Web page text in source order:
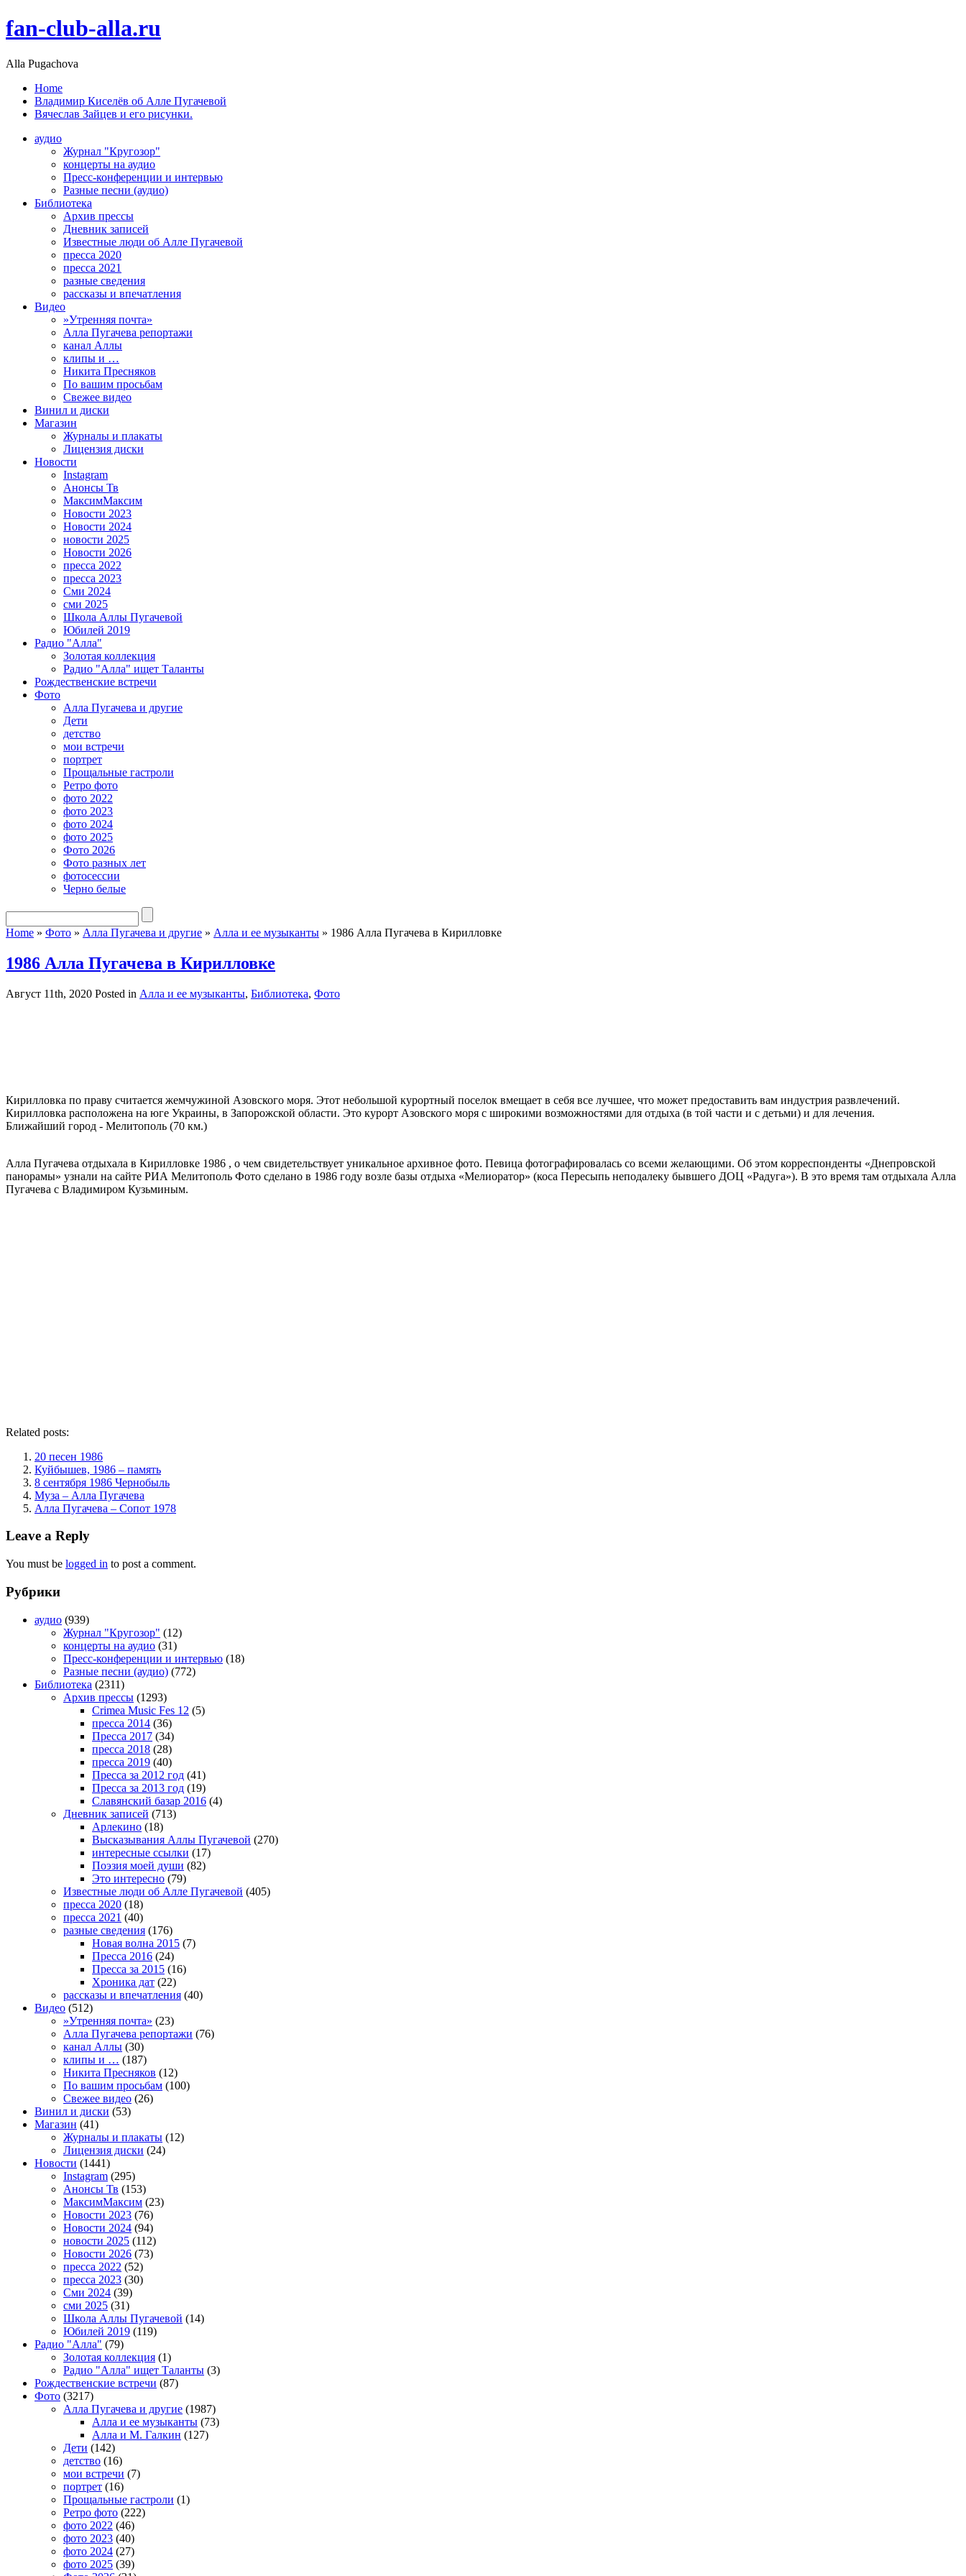
fan-club-alla.ru
Alla Pugachova
Home
Владимир Киселёв об Алле Пугачевой
Вячеслав Зайцев и его рисунки.
аудио
Журнал "Кругозор"
концерты на аудио
Пресс-конференции и интервью
Разные песни (аудио)
Библиотека
Архив прессы
Дневник записей
Известные люди об Алле Пугачевой
пресса 2020
пресса 2021
разные сведения
рассказы и впечатления
Видео
»Утренняя почта»
Алла Пугачева репортажи
канал Аллы
клипы и …
Никита Пресняков
По вашим просьбам
Свежее видео
Винил и диски
Магазин
Журналы и плакаты
Лицензия диски
Новости
Instagram
Анонсы Тв
МаксимМаксим
Новости 2023
Новости 2024
новости 2025
Новости 2026
пресса 2022
пресса 2023
Сми 2024
сми 2025
Школа Аллы Пугачевой
Юбилей 2019
Радио "Алла"
Золотая коллекция
Радио "Алла" ищет Таланты
Рождественские встречи
Фото
Алла Пугачева и другие
Дети
детство
мои встречи
портрет
Прощальные гастроли
Ретро фото
фото 2022
фото 2023
фото 2024
фото 2025
Фото 2026
Фото разных лет
фотосессии
Черно белые
Home » Фото » Алла Пугачева и другие » Алла и ее музыканты » 1986 Алла Пугачева в Кирилловке
1986 Алла Пугачева в Кирилловке
Август 11th, 2020 Posted in Алла и ее музыканты, Библиотека, Фото
Кирилловка по праву считается жемчужиной Азовского моря. Этот небольшой курортный поселок вмещает в себя все лучшее, что может предоставить вам индустрия развлечений.
Кирилловка расположена на юге Украины, в Запорожской области. Это курорт Азовского моря с широкими возможностями для отдыха (в той части и с детьми) и для лечения.
Ближайший город - Мелитополь (70 км.)
Алла Пугачева отдыхала в Кирилловке 1986 , о чем свидетельствует уникальное архивное фото. Певица фотографировалась со всеми желающими. Об этом корреспонденты «Днепровской
панорамы» узнали на сайте РИА Мелитополь Фото сделано в 1986 году возле базы отдыха «Мелиоратор» (коса Пересыпь неподалеку бывшего ДОЦ «Радуга»). В это время там отдыхала Алла
Пугачева с Владимиром Кузьминым.
Related posts:
20 песен 1986
Куйбышев, 1986 – память
8 сентября 1986 Чернобыль
Муза – Алла Пугачева
Алла Пугачева – Сопот 1978
Leave a Reply
You must be logged in to post a comment.
Рубрики
аудио (939)
Журнал "Кругозор" (12)
концерты на аудио (31)
Пресс-конференции и интервью (18)
Разные песни (аудио) (772)
Библиотека (2311)
Архив прессы (1293)
Crimea Music Fes 12 (5)
пресса 2014 (36)
Пресса 2017 (34)
пресса 2018 (28)
пресса 2019 (40)
Пресса за 2012 год (41)
Пресса за 2013 год (19)
Славянский базар 2016 (4)
Дневник записей (713)
Арлекино (18)
Высказывания Аллы Пугачевой (270)
интересные ссылки (17)
Поэзия моей души (82)
Это интересно (79)
Известные люди об Алле Пугачевой (405)
пресса 2020 (18)
пресса 2021 (40)
разные сведения (176)
Новая волна 2015 (7)
Пресса 2016 (24)
Пресса за 2015 (16)
Хроника дат (22)
рассказы и впечатления (40)
Видео (512)
»Утренняя почта» (23)
Алла Пугачева репортажи (76)
канал Аллы (30)
клипы и … (187)
Никита Пресняков (12)
По вашим просьбам (100)
Свежее видео (26)
Винил и диски (53)
Магазин (41)
Журналы и плакаты (12)
Лицензия диски (24)
Новости (1441)
Instagram (295)
Анонсы Тв (153)
МаксимМаксим (23)
Новости 2023 (76)
Новости 2024 (94)
новости 2025 (112)
Новости 2026 (73)
пресса 2022 (52)
пресса 2023 (30)
Сми 2024 (39)
сми 2025 (31)
Школа Аллы Пугачевой (14)
Юбилей 2019 (119)
Радио "Алла" (79)
Золотая коллекция (1)
Радио "Алла" ищет Таланты (3)
Рождественские встречи (87)
Фото (3217)
Алла Пугачева и другие (1987)
Алла и ее музыканты (73)
Алла и М. Галкин (127)
Дети (142)
детство (16)
мои встречи (7)
портрет (16)
Прощальные гастроли (1)
Ретро фото (222)
фото 2022 (46)
фото 2023 (40)
фото 2024 (27)
фото 2025 (39)